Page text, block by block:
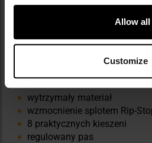
Allow all
Customize
wytrzymały materiał
wzmocnienie splotem Rip-
8 praktycznych kieszeni
regulowany pas